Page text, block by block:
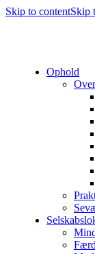
Skip to contentSkip
Ophold